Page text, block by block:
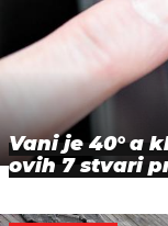
Vani je 40° a
ovih 7 stvari